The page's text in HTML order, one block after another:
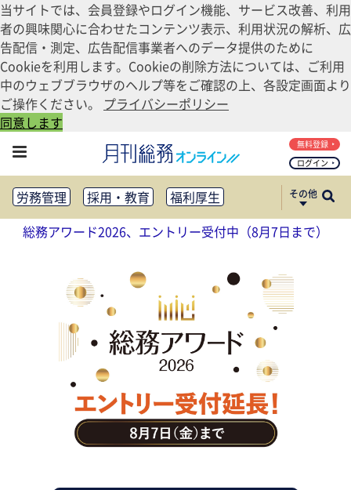
当サイトでは、会員登録やログイン機能、サービス改善、利用
者の興味関心に合わせたコンテンツ表示、利用状況の解析、広
告配信・測定、広告配信事業者へのデータ提供のために
Cookieを利用します。Cookieの削除方法については、ご利用
中のウェブブラウザのヘルプ等をご確認の上、各設定画面より
ご操作ください。 プライバシーポリシー
同意します
ログイン
無料登録
労務管理 採用・教育
福利厚生
健康経営
働き方改革
法務・コンプライアンス
リスクマネジメント・BCP
社外・社内広報
社外・社内コミュニケーション活性化
FM・オフィス移転
CSR・SDGs
テクノロジー活用・DX
助成金・補助金・コスト削減
アウトソーシング・BPO
調査・レポート
その他
総務アワード2026、エントリー受付中（8月7日まで）